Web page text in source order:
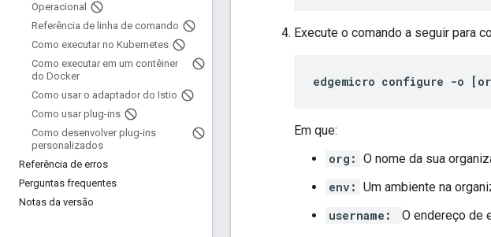
Operacional
Referência de linha de comando
Como executar no Kubernetes
Como executar em um contêiner
do Docker
Como usar o adaptador do Istio
Como usar plug-ins
Como desenvolver plug-ins
personalizados
Referência de erros
Perguntas frequentes
Notas da versão
Execute o comando a seguir para
edgemicro configure -o [
Em que:
org: O nome da sua
env: Um ambiente na
username:
O endereço de